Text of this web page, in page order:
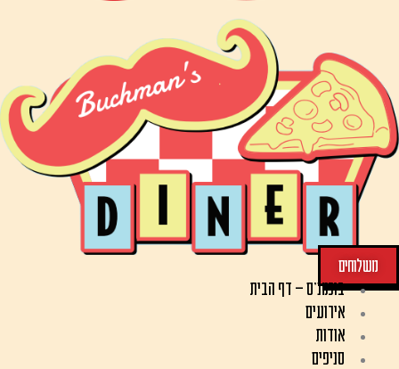
משלוחים
בוכמנ'ס – דף הבית
אירועים
אודות
סניפים